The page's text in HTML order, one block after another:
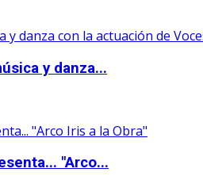
y danza...
"Arco...